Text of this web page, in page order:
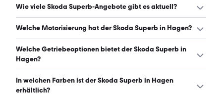
Ein guter Preis für einen Skoda Superb in Hagen liegt
starten ab 352 € monatlich. (Stand: 6.8.2026)
Wie viele Skoda Superb-Angebote gibt es aktuell?
Es gibt insgesamt 159 Skoda Superb bei mobile.de, davon
Welche Motorisierung hat der Skoda Superb in Hagen?
Der Skoda Superb in Hagen hat Leistungen zwischen 150
und 273 PS. (Stand: 6.8.2026)
Welche Getriebeoptionen bietet der Skoda Superb in
Hagen?
Der Skoda Superb in Hagen ist mit automatischem und
manuellem Getriebe erhältlich. (Stand: 6.8.2026)
In welchen Farben ist der Skoda Superb in Hagen
erhältlich?